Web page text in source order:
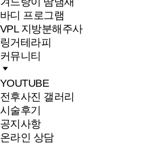
바디 프로그램
VPL 지방분해주사
링거테라피
커뮤니티
YOUTUBE
전후사진 갤러리
시술후기
공지사항
온라인 상담